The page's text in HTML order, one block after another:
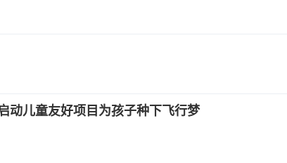
动儿童友好项目为孩子种下飞行梦